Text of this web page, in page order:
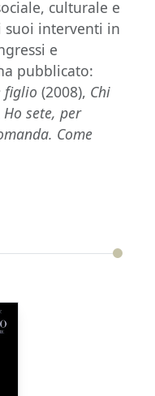
culturale e
suoi interventi in
e
pubblicato:
figlio (2008), Chi
Ho sete, per
Come